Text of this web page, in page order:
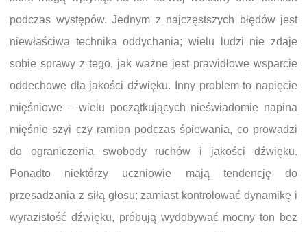
podczas występów. Jednym z najczęstszych błędów jest
niewłaściwa technika oddychania; wielu ludzi nie zdaje
sobie sprawy z tego, jak ważne jest prawidłowe wsparcie
oddechowe dla jakości dźwięku. Inny problem to napięcie
mięśniowe – wielu początkujących nieświadomie napina
mięśnie szyi czy ramion podczas śpiewania, co prowadzi
do ograniczenia swobody ruchów i jakości dźwięku.
Ponadto niektórzy uczniowie mają tendencję do
przesadzania z siłą głosu; zamiast kontrolować dynamikę i
wyrazistość dźwięku, próbują wydobywać mocny ton bez